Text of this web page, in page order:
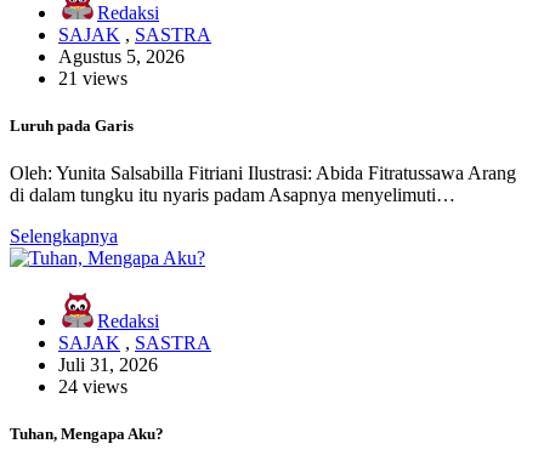
Redaksi
SAJAK , SASTRA
Agustus 5, 2026
21 views
Luruh pada Garis
Oleh: Yunita Salsabilla Fitriani Ilustrasi: Abida Fitratussawa Arang
di dalam tungku itu nyaris padam Asapnya menyelimuti…
Selengkapnya
Redaksi
SAJAK , SASTRA
Juli 31, 2026
24 views
Tuhan, Mengapa Aku?